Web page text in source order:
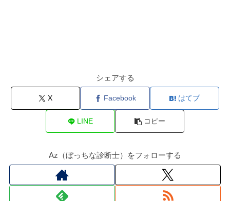
シェアする
X Facebook はてブ
LINE コピー
Az（ぼっちな診断士）をフォローする